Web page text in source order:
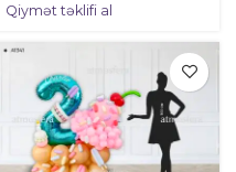
Qiymət təklifi al